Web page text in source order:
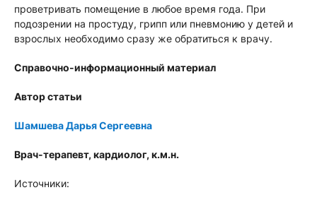
проветривать помещение в любое время года. При
подозрении на простуду, грипп или пневмонию у детей и
взрослых необходимо сразу же обратиться к врачу.
Справочно-информационный материал
Автор статьи
Шамшева Дарья Сергеевна
Врач-терапевт, кардиолог, к.м.н.
Источники: